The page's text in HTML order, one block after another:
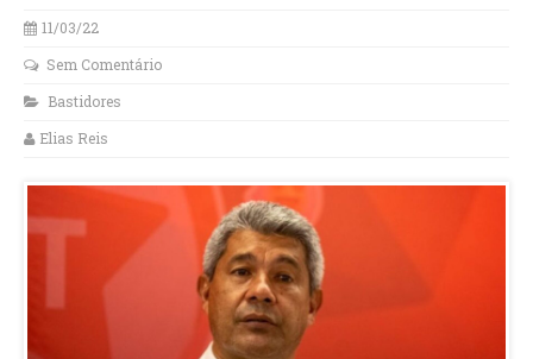
11/03/22
Sem Comentário
Bastidores
Elias Reis